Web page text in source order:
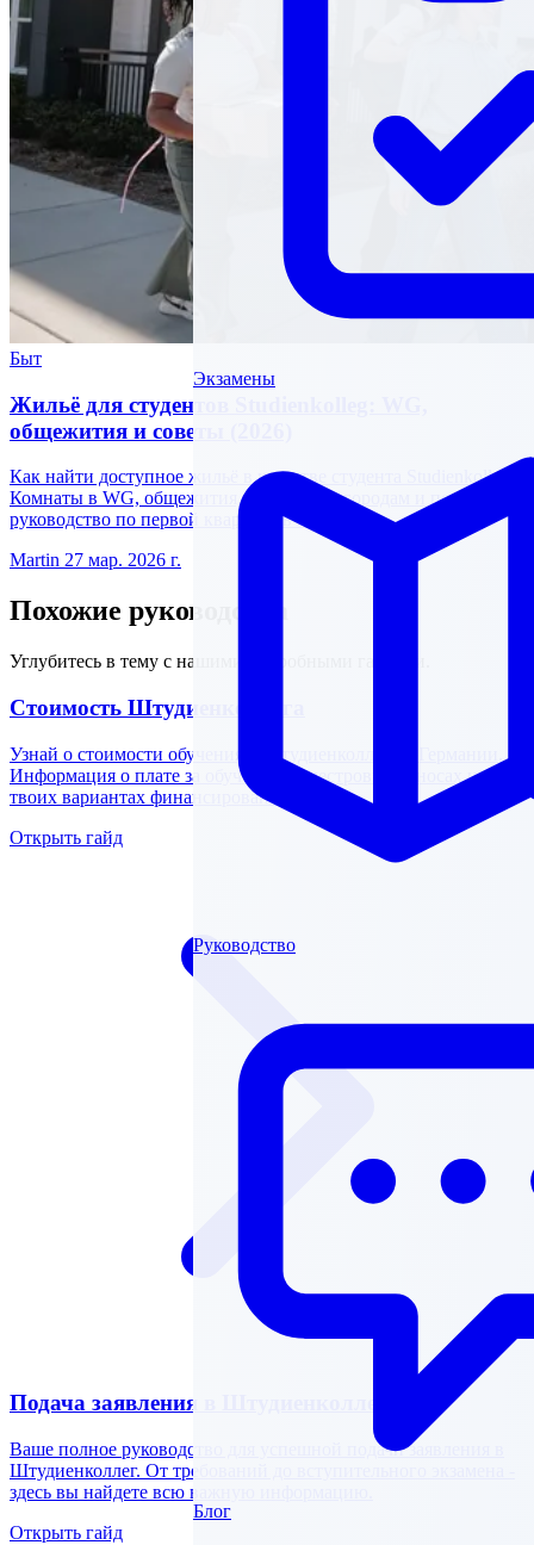
Экзамены
Руководство
Блог
Быт
Жильё для студентов Studienkolleg: WG,
общежития и советы (2026)
Как найти доступное жильё в качестве студента Studienkolleg.
Комнаты в WG, общежития, расходы по городам и пошаговое
руководство по первой квартире в Германии.
Martin 27 мар. 2026 г.
Похожие руководства
Углубитесь в тему с нашими подробными гайдами.
Стоимость Штудиенколлега
Узнай о стоимости обучения в Штудиенколлеге в Германии.
Информация о плате за обучение, семестровых взносах и
твоих вариантах финансирования.
Открыть гайд
Подача заявления в Штудиенколлег
Ваше полное руководство для успешной подачи заявления в
Штудиенколлег. От требований до вступительного экзамена -
здесь вы найдете всю важную информацию.
Открыть гайд